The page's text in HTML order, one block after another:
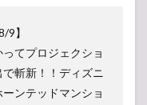
9】
てプロジェクショ
斬新！！ディズニ
ンテッドマンショ